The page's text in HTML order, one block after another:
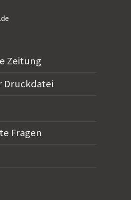
Zeitung
Druckdatei
Fragen